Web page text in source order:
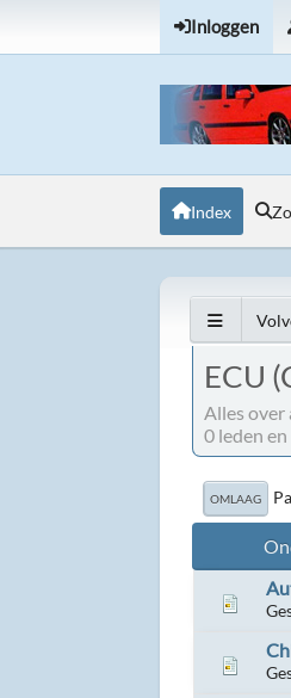
Inloggen
Index
ECU
Alles over
0 leden
OMLAAG